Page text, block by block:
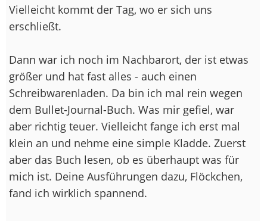
Vielleicht kommt der Tag, wo er sich uns
erschließt.
Dann war ich noch im Nachbarort, der ist etwas
größer und hat fast alles - auch einen
Schreibwarenladen. Da bin ich mal rein wegen
dem Bullet-Journal-Buch. Was mir gefiel, war
aber richtig teuer. Vielleicht fange ich erst mal
klein an und nehme eine simple Kladde. Zuerst
aber das Buch lesen, ob es überhaupt was für
mich ist. Deine Ausführungen dazu, Flöckchen,
fand ich wirklich spannend.